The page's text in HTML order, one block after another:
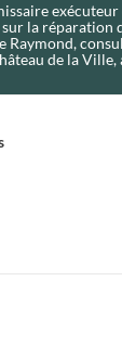
la réparation
Raymond,
de la